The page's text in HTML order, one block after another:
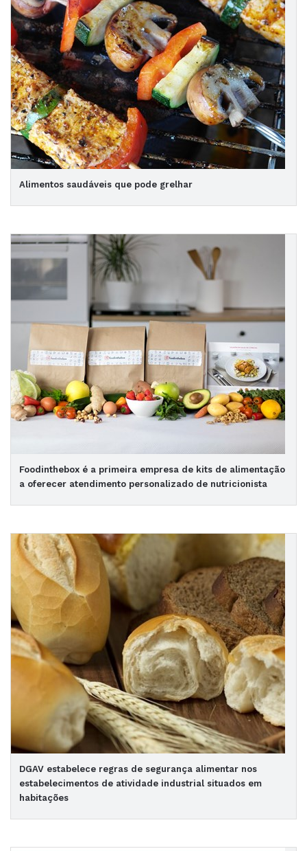
Alimentos saudáveis que pode grelhar
Foodinthebox é a primeira empresa de kits de alimentação
a oferecer atendimento personalizado de nutricionista
DGAV estabelece regras de segurança alimentar nos
estabelecimentos de atividade industrial situados em
habitações